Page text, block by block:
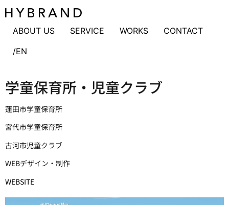
ABOUT US SERVICE WORKS
CONTACT
/EN
学童保育所・児童クラブ
蓮田市学童保育所
宮代市学童保育所
古河市児童クラブ
WEBデザイン・制作
WEBSITE